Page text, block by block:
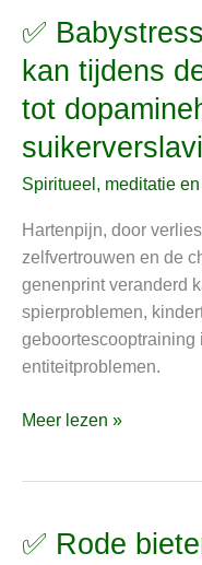
✅
kan tijdens
tot
Spiritueel, meditatie
Hartenpijn, door
zelfvertrouwen en de
genenprint veranderd
spierproblemen,
geboortescooptraining
entiteitproblemen.
✅
kan
tijdens
opvoeding
leiden
dopaminehonger,
en
buikklachten
Meer lezen »
✅ Rode
✅